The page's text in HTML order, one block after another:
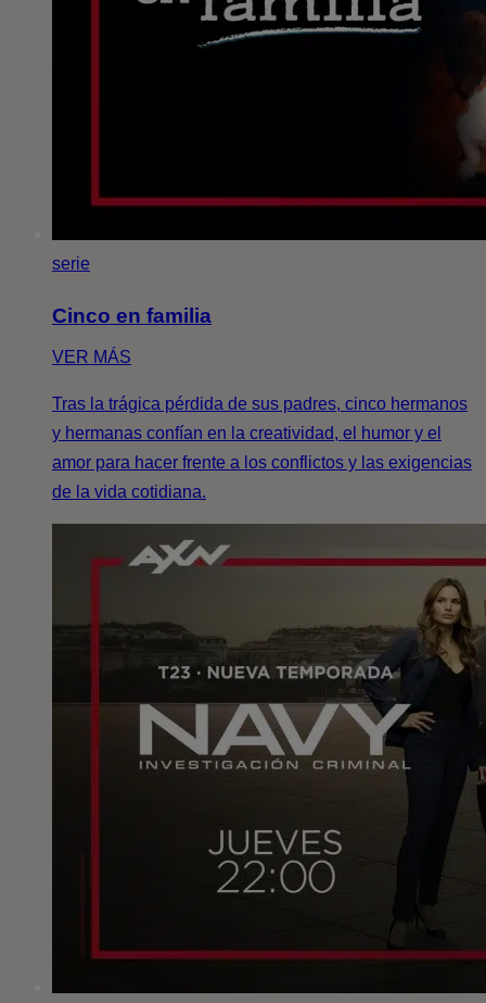
serie
Cinco en familia
VER MÁS
Tras la trágica pérdida de sus padres, cinco hermanos
y hermanas confían en la creatividad, el humor y el
amor para hacer frente a los conflictos y las exigencias
de la vida cotidiana.